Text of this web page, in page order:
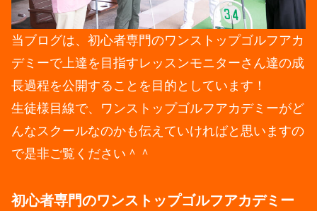
当ブログは、初心者専門のワンストップゴルフアカ
デミーで上達を目指すレッスンモニターさん達の成
長過程を公開することを目的としています！
生徒様目線で、ワンストップゴルフアカデミーがど
んなスクールなのかも伝えていければと思いますの
で是非ご覧ください＾＾
初心者専門のワンストップゴルフアカデミー